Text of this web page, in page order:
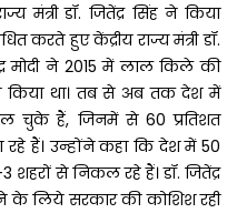
मंत्री डॉ. जितेंद्र सिंह ने किया
करते हुए केंद्रीय राज्य मंत्री डॉ.
मोदी ने 2015 में लाल किले की
किया था। तब से अब तक देश में
चुके हैं, जिनमें से 60 प्रतिशत
रहे हैं। उन्होंने कहा कि देश में 50
शहरों से निकल रहे हैं। डॉ. जितेंद्र
के लिये सरकार की कोशिश रही